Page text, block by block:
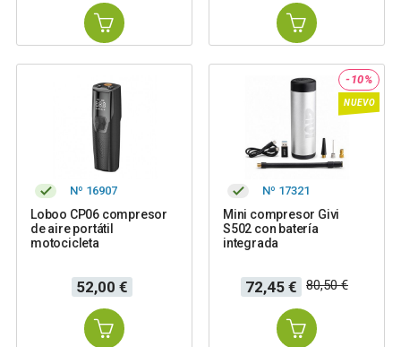
Nº 16907
Loboo CP06 compresor
de aire portátil
motocicleta
Precio
52,00 €
-10%
NUEVO
Nº 17321
Mini compresor Givi
S502 con batería
integrada
Precio
72,45 €
Precio
base
80,50 €